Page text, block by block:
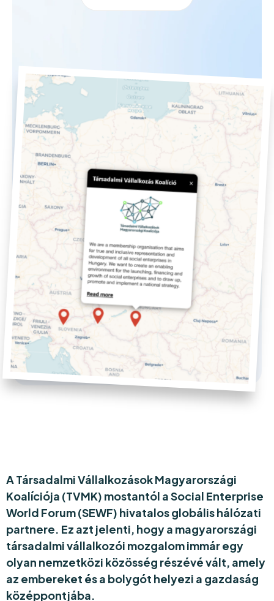
A Társadalmi Vállalkozások Magyarországi
Koalíciója (TVMK) mostantól a Social Enterprise
World Forum (SEWF) hivatalos globális hálózati
partnere. Ez azt jelenti, hogy a magyarországi
társadalmi vállalkozói mozgalom immár egy
olyan nemzetközi közösség részévé vált, amely
az embereket és a bolygót helyezi a gazdaság
középpontjába.